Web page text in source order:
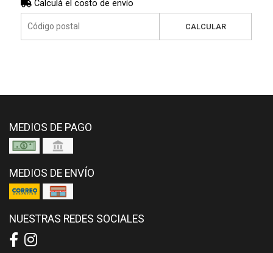
Calculá el costo de envío
CALCULAR
MEDIOS DE PAGO
MEDIOS DE ENVÍO
NUESTRAS REDES SOCIALES